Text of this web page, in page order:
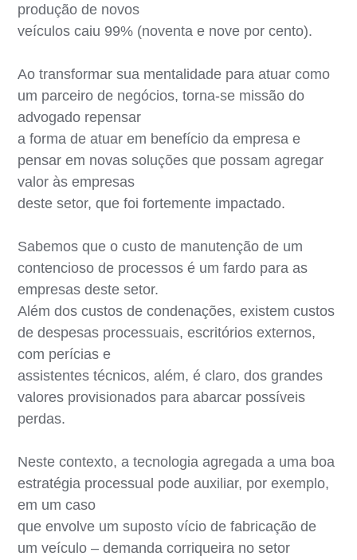
produção de novos
veículos caiu 99% (noventa e nove por cento).
Ao transformar sua mentalidade para atuar como
um parceiro de negócios, torna-se missão do
advogado repensar
a forma de atuar em benefício da empresa e
pensar em novas soluções que possam agregar
valor às empresas
deste setor, que foi fortemente impactado.
Sabemos que o custo de manutenção de um
contencioso de processos é um fardo para as
empresas deste setor.
Além dos custos de condenações, existem custos
de despesas processuais, escritórios externos,
com perícias e
assistentes técnicos, além, é claro, dos grandes
valores provisionados para abarcar possíveis
perdas.
Neste contexto, a tecnologia agregada a uma boa
estratégia processual pode auxiliar, por exemplo,
em um caso
que envolve um suposto vício de fabricação de
um veículo – demanda corriqueira no setor